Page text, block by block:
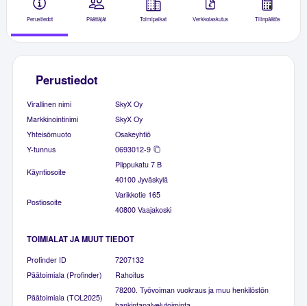
Perustiedot Päättäjät Toimipaikat Verkkolaskutus Tilinpäätös
Perustiedot
Virallinen nimi
SkyX Oy
Markkinointinimi
SkyX Oy
Yhteisömuoto
Osakeyhtiö
Y-tunnus
0693012-9
Käyntiosoite
Piippukatu 7 B
40100 Jyväskylä
Postiosoite
Varikkotie 165
40800 Vaajakoski
TOIMIALAT JA MUUT TIEDOT
Profinder ID
7207132
Päätoimiala (Profinder)
Rahoitus
Päätoimiala (TOL2025)
78200. Työvoiman vuokraus ja muu henkilöstön